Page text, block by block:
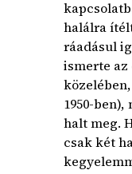
halálra
ráadásul
ismerte
1950-
halt meg.
csak két